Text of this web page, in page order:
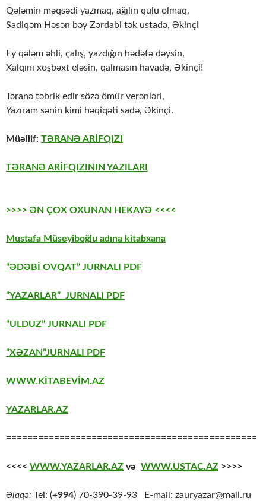
Qələmin məqsədi yazmaq, ağılın qulu olmaq,
Sadiqəm Həsən bəy Zərdabi tək ustadə, Əkinçi
Ey qələm əhli, çalış, yazdığın hədəfə dəysin,
Xalqını xoşbəxt eləsin, qalmasın havadə, Əkinçi!
Təranə təbrik edir sözə ömür verənləri,
Yazıram sənin kimi həqiqəti sadə, Əkinçi.
Müəllif: TƏRANƏ ARİFQIZI
TƏRANƏ ARİFQIZININ YAZILARI
>>>> ƏN ÇOX OXUNAN HEKAYƏ <<<<
Mustafa Müseyiboğlu adına kitabxana
“ƏDƏBİ OVQAT” JURNALI PDF
“YAZARLAR” JURNALI PDF
“ULDUZ” JURNALI PDF
“XƏZAN”JURNALI PDF
WWW.KİTABEVİM.AZ
YAZARLAR.AZ
===============================================
<<<< WWW.YAZARLAR.AZ və WWW.USTAC.AZ >>>>
Əlaqə: Tel: (+994) 70-390-39-93 E-mail: zauryazar@mail.ru